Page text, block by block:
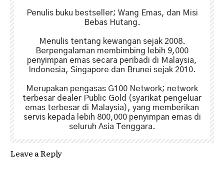
Penulis buku bestseller; Wang Emas, dan Misi
Bebas Hutang.
Menulis tentang kewangan sejak 2008.
Berpengalaman membimbing lebih 9,000
penyimpan emas secara peribadi di Malaysia,
Indonesia, Singapore dan Brunei sejak 2010.
Merupakan pengasas G100 Network; network
terbesar dealer Public Gold (syarikat pengeluar
emas terbesar di Malaysia), yang memberikan
servis kepada lebih 800,000 penyimpan emas di
seluruh Asia Tenggara.
Leave a Reply